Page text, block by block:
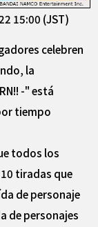
15:00 (JST)
celebren
la
-" está
tiempo
todos los
tiradas que
de personaje
de personajes